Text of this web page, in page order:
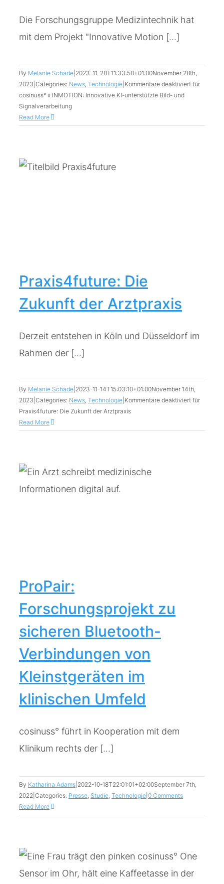
Die Forschungsgruppe Medizintechnik hat
mit dem Projekt "Innovative Motion [...]
By Melanie Schade 2023-11-28T11:33:58+01:00November 28th,
2023 Categories: News, Technologie Kommentare deaktiviert für
cosinuss° x INMOTION: Innovative KI-unterstützte Bild- und
Signalverarbeitung
Read More
Praxis4future: Die
Zukunft der Arztpraxis
Derzeit entstehen in Köln und Düsseldorf im
Rahmen der [...]
By Melanie Schade 2023-11-14T15:03:10+01:00November 14th,
2023 Categories: News, Technologie Kommentare deaktiviert für
Praxis4future: Die Zukunft der Arztpraxis
Read More
ProPair:
Forschungsprojekt zu
sicheren Bluetooth-
Verbindungen von
Kleinstgeräten im
klinischen Umfeld
cosinuss° führt in Kooperation mit dem
Klinikum rechts der [...]
By Katharina Adams 2022-10-18T22:01:01+02:00September 7th,
2022 Categories: Presse, Studie, Technologie 0 Comments
Read More